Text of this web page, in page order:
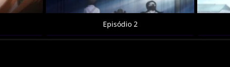
Episódio 2